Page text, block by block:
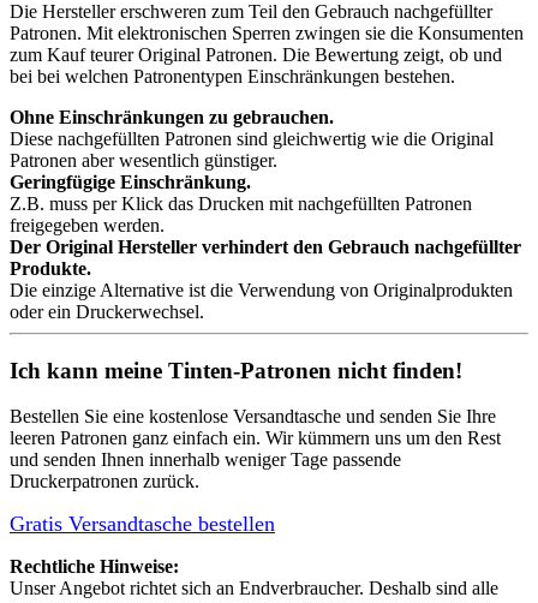
Die Hersteller erschweren zum Teil den Gebrauch nachgefüllter
Patronen. Mit elektronischen Sperren zwingen sie die Konsumenten
zum Kauf teurer Original Patronen. Die Bewertung zeigt, ob und
bei bei welchen Patronentypen Einschränkungen bestehen.
Ohne Einschränkungen zu gebrauchen.
Diese nachgefüllten Patronen sind gleichwertig wie die Original
Patronen aber wesentlich günstiger.
Geringfügige Einschränkung.
Z.B. muss per Klick das Drucken mit nachgefüllten Patronen
freigegeben werden.
Der Original Hersteller verhindert den Gebrauch nachgefüllter
Produkte.
Die einzige Alternative ist die Verwendung von Originalprodukten
oder ein Druckerwechsel.
Ich kann meine Tinten-Patronen nicht finden!
Bestellen Sie eine kostenlose Versandtasche und senden Sie Ihre
leeren Patronen ganz einfach ein. Wir kümmern uns um den Rest
und senden Ihnen innerhalb weniger Tage passende
Druckerpatronen zurück.
Gratis Versandtasche bestellen
Rechtliche Hinweise:
Unser Angebot richtet sich an Endverbraucher. Deshalb sind alle